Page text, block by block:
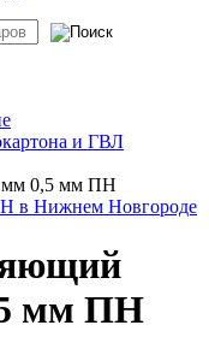
и ГВЛ
мм 0,5 мм ПН
мм ПН